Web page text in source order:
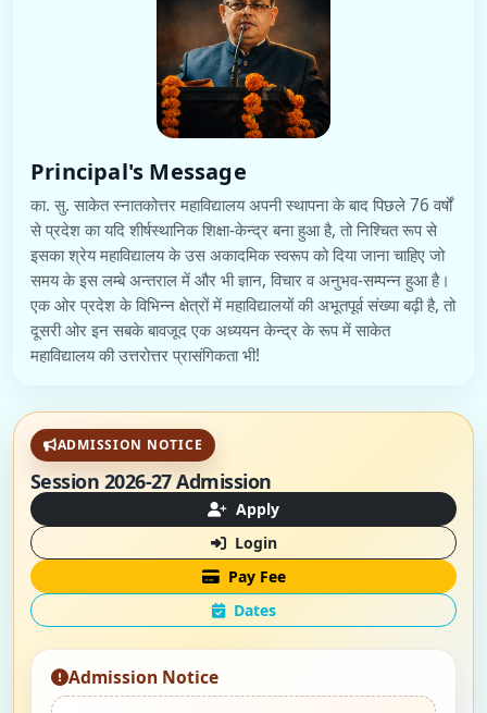
Principal's Message
का. सु. साकेत स्नातकोत्तर महाविद्यालय अपनी स्थापना के बाद पिछले 76 वर्षों
से प्रदेश का यदि शीर्षस्थानिक शिक्षा-केन्द्र बना हुआ है, तो निश्चित रूप से
इसका श्रेय महाविद्यालय के उस अकादमिक स्वरूप को दिया जाना चाहिए जो
समय के इस लम्बे अन्तराल में और भी ज्ञान, विचार व अनुभव-सम्पन्न हुआ है।
एक ओर प्रदेश के विभिन्न क्षेत्रों में महाविद्यालयों की अभूतपूर्व संख्या बढ़ी है, तो
दूसरी ओर इन सबके बावजूद एक अध्ययन केन्द्र के रूप में साकेत
महाविद्यालय की उत्तरोत्तर प्रासंगिकता भी!
ADMISSION NOTICE
Session 2026-27 Admission
Apply
Login
Pay Fee
Dates
Admission Notice